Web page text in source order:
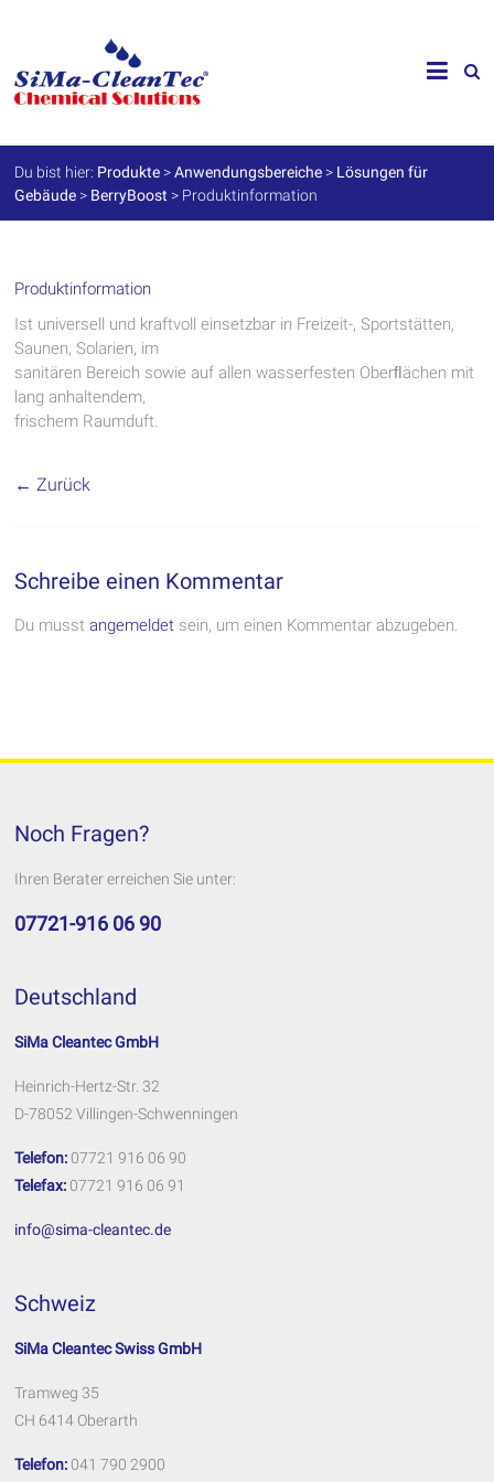
SiMa-
Cleantec
GmbH
Spezialprodukte
für
Werterhalt
Du bist hier: Produkte >Anwendungsbereiche > Lösungen für
Gebäude > BerryBoost > Produktinformation
Produktinformation
Ist universell und kraftvoll einsetzbar in Freizeit-, Sportstätten,
Saunen, Solarien, im
sanitären Bereich sowie auf allen wasserfesten Oberﬂächen mit
lang anhaltendem,
frischem Raumduft.
← Zurück
Schreibe einen Kommentar
Du musstangemeldet sein, um einen Kommentar abzugeben.
Noch Fragen?
Ihren Berater erreichen Sie unter:
07721-916 06 90
Deutschland
SiMa Cleantec GmbH
Heinrich-Hertz-Str. 32
D-78052 Villingen-Schwenningen
Telefon: 07721 916 06 90
Telefax: 07721 916 06 91
info@sima-cleantec.de
Schweiz
SiMa Cleantec Swiss GmbH
Tramweg 35
CH 6414 Oberarth
Telefon: 041 790 2900